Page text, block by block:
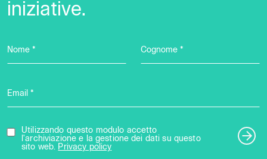
iniziative.
Nome * Cognome *
Email *
Utilizzando questo modulo accetto
l'archiviazione e la gestione dei dati su questo
sito web. Privacy policy